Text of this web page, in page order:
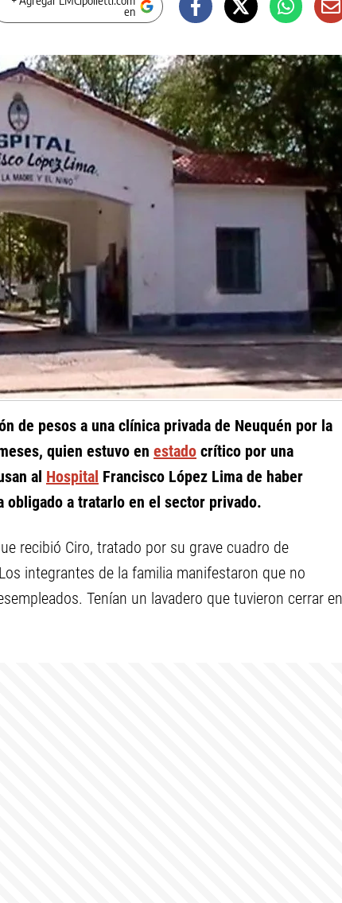
en
de pesos a una clínica privada de Neuquén por la
quien estuvo en estado crítico por una
al Hospital Francisco López Lima de haber
obligado a tratarlo en el sector privado.
recibió Ciro, tratado por su grave cuadro de
integrantes de la familia manifestaron que no
Tenían un lavadero que tuvieron cerrar en